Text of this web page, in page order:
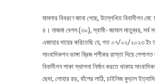
মামলার বিবরণে জানা গেছে, উল্লেখিত
৪। নাজমা বেগম (৩০), স্বামী- জামাল মাতুব্বর, সর্ব
এজাহার দায়ের করিতেছি যে, গত ০৭/০২/২০২৩ ইং
সাংবাদিকগন ভাঙ্গা ব্রিজ শশীকর রাস্তা দিয়ে
বিবাদীগন পাকা স্থাপনা নির্মান করতে থাকায়
ছেদা, লোহার রড়, বাঁশের লাঠি, চাইনিজ কুড়াল